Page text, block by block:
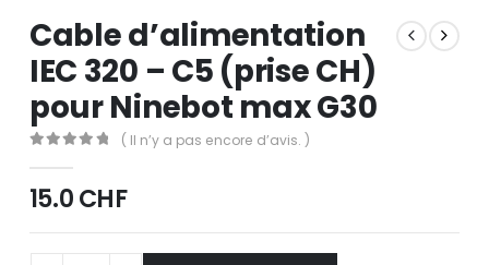
Cable d’alimentation
IEC 320 – C5 (prise CH)
pour Ninebot max G30
( Il n’y a pas encore d’avis. )
15.0CHF